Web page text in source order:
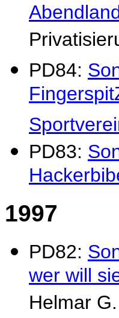
PD84:
PD83:
1997
PD82:
wer will
Helmar